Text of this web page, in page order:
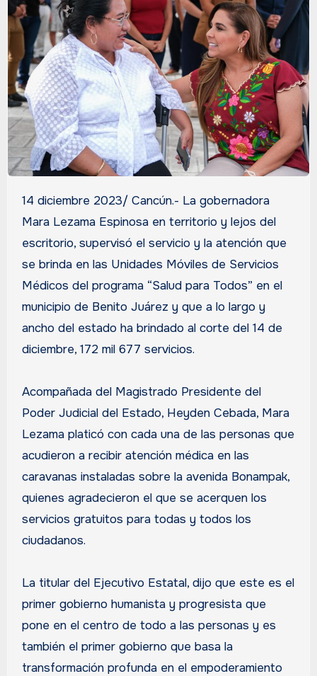
14 diciembre 2023/ Cancún.- La gobernadora
Mara Lezama Espinosa en territorio y lejos del
escritorio, supervisó el servicio y la atención que
se brinda en las Unidades Móviles de Servicios
Médicos del programa “Salud para Todos” en el
municipio de Benito Juárez y que a lo largo y
ancho del estado ha brindado al corte del 14 de
diciembre, 172 mil 677 servicios.
Acompañada del Magistrado Presidente del
Poder Judicial del Estado, Heyden Cebada, Mara
Lezama platicó con cada una de las personas que
acudieron a recibir atención médica en las
caravanas instaladas sobre la avenida Bonampak,
quienes agradecieron el que se acerquen los
servicios gratuitos para todas y todos los
ciudadanos.
La titular del Ejecutivo Estatal, dijo que este es el
primer gobierno humanista y progresista que
pone en el centro de todo a las personas y es
también el primer gobierno que basa la
transformación profunda en el empoderamiento